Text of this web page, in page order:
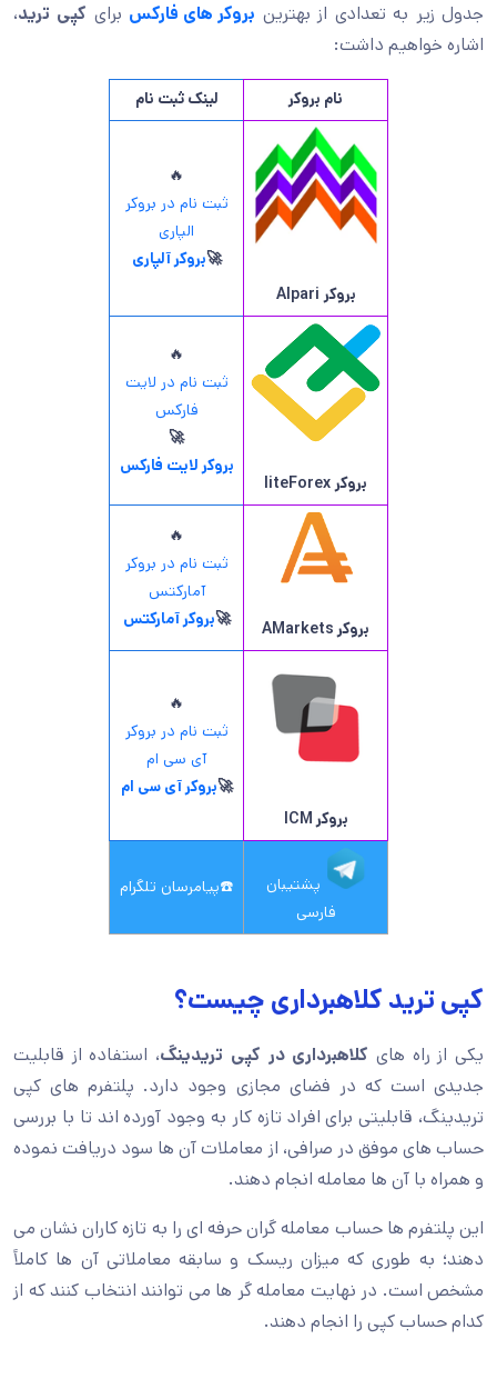
جدول زیر به تعدادی از بهترین بروکر های فارکس برای کپی ترید،
اشاره خواهیم داشت:
نام بروکر لینک ثبت نام
بروکر Alpari
🔥
ثبت نام در بروکر
الپاری
🚀بروکر آلپاری
بروکر liteForex
🔥
ثبت نام در لایت
فارکس
🚀
بروکر لایت فارکس
بروکر AMarkets
🔥
ثبت نام در بروکر
آمارکتس
🚀بروکر آمارکتس
بروکر ICM
🔥
ثبت نام در بروکر
آی سی ام
🚀بروکر آی سی ام
پشتیبان
فارسی
☎️پیامرسان تلگرام
کپی ترید کلاهبرداری چیست؟
یکی از راه های کلاهبرداری در کپی تریدینگ، استفاده از قابلیت
جدیدی است که در فضای مجازی وجود دارد. پلتفرم های کپی
تریدینگ، قابلیتی برای افراد تازه کار به وجود آورده اند تا با بررسی
حساب های موفق در صرافی، از معاملات آن ها سود دریافت نموده
و همراه با آن ها معامله انجام دهند.
این پلتفرم ها حساب معامله گران حرفه ای را به تازه کاران نشان می
دهند؛ به طوری که میزان ریسک و سابقه معاملاتی آن ها کاملاً
مشخص است. در نهایت معامله گر ها می توانند انتخاب کنند که از
کدام حساب کپی را انجام دهند.